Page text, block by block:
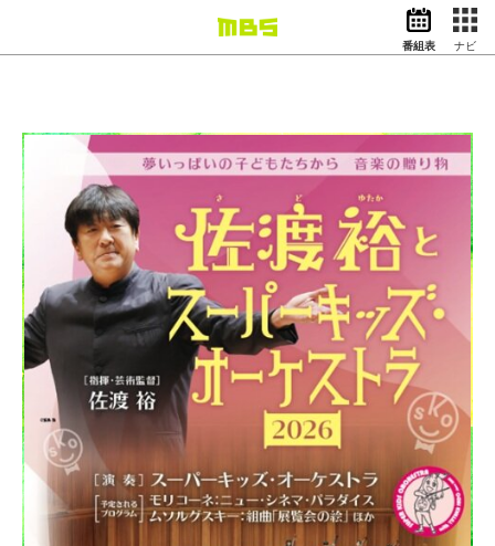
ドラマ
アニメ
スポーツ
動画イズム ニュース
天気・防災 イベント
映画 アナウンサー
グッズ
EN 検索 番組表
番組表 ナビ